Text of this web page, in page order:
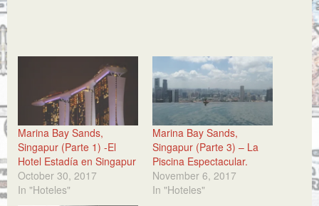
Marina Bay Sands,
Singapur (Parte 1) -El
Hotel Estadía en Singapur
October 30, 2017
In "Hoteles"
Marina Bay Sands,
Singapur (Parte 3) – La
Piscina Espectacular.
November 6, 2017
In "Hoteles"